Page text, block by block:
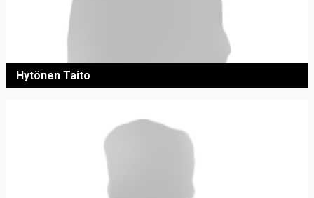
Hytönen Taito